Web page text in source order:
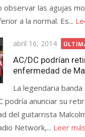
observar las agujas
a la normal. Es...
Publicada
el
abril 16, 2014
AC/DC podrían
enfermedad de
La legendaria
podría anunciar su
del guitarrista
Network,... Leer más